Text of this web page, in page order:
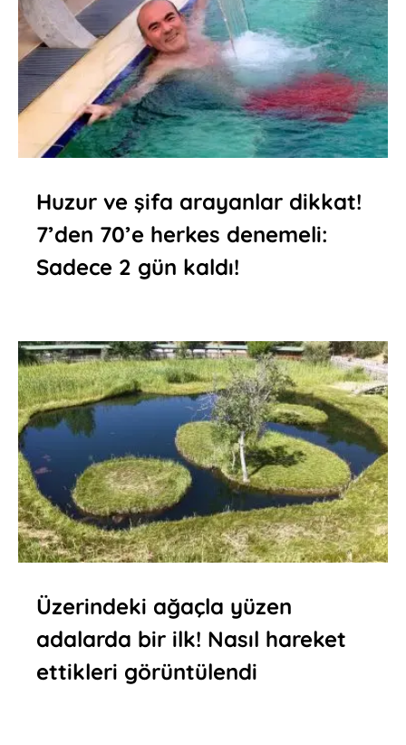
Huzur ve şifa arayanlar dikkat!
7’den 70’e herkes denemeli:
Sadece 2 gün kaldı!
Üzerindeki ağaçla yüzen
adalarda bir ilk! Nasıl hareket
ettikleri görüntülendi